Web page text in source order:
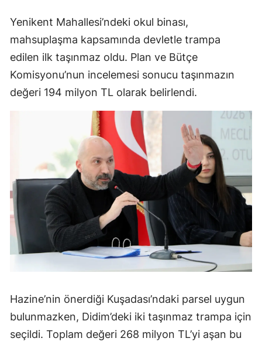
Yenikent Mahallesi’ndeki okul binası,
mahsuplaşma kapsamında devletle trampa
edilen ilk taşınmaz oldu. Plan ve Bütçe
Komisyonu’nun incelemesi sonucu taşınmazın
değeri 194 milyon TL olarak belirlendi.
Hazine’nin önerdiği Kuşadası’ndaki parsel uygun
bulunmazken, Didim’deki iki taşınmaz trampa için
seçildi. Toplam değeri 268 milyon TL’yi aşan bu